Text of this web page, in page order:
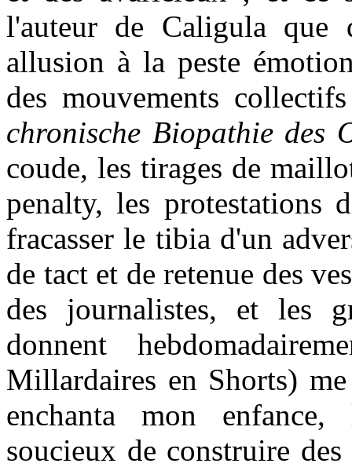
l'auteur de Caligula que
allusion à la peste
des mouvements
chronische Biopathie des
coude, les tirages de
penalty, les protestations
fracasser le tibia d'un
de tact et de retenue des
des journalistes, et les
donnent
Millardaires en Shorts)
enchanta mon enfance,
soucieux de construire